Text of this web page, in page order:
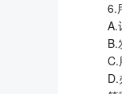
6.
A.
B.
C.